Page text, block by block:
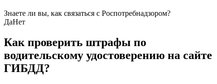
Знаете ли вы, как связаться с Роспотребнадзором?
ДаНет
Как проверить штрафы по
водительскому удостоверению на сайте
ГИБДД?